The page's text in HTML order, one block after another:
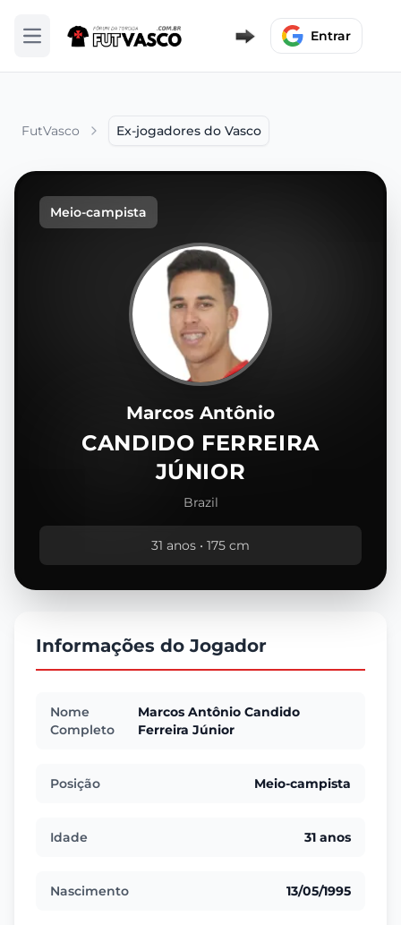
Abrir menu Entrar
FutVasco Ex-jogadores do Vasco
Meio-campista
Marcos Antônio
CANDIDO FERREIRA
JÚNIOR
Brazil
31 anos • 175 cm
Informações do Jogador
Nome
Completo
Marcos Antônio Candido
Ferreira Júnior
Posição Meio-campista
Idade 31 anos
Nascimento 13/05/1995